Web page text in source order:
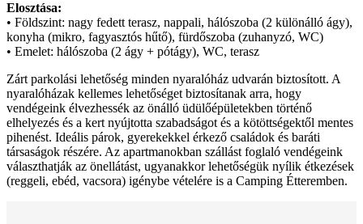
Elosztása:
• Földszint: nagy fedett terasz, nappali, hálószoba (2 különálló ágy),
konyha (mikro, fagyasztós hűtő), fürdőszoba (zuhanyzó, WC)
• Emelet: hálószoba (2 ágy + pótágy), WC, terasz
Zárt parkolási lehetőség minden nyaralóház udvarán biztosított. A
nyaralóházak kellemes lehetőséget biztosítanak arra, hogy
vendégeink élvezhessék az önálló üdülőépületekben történő
elhelyezés és a kert nyújtotta szabadságot és a kötöttségektől mentes
pihenést. Ideális párok, gyerekekkel érkező családok és baráti
társaságok részére. Az apartmanokban szállást foglaló vendégeink
választhatják az önellátást, ugyanakkor lehetőségük nyílik étkezések
(reggeli, ebéd, vacsora) igénybe vételére is a Camping Étteremben.